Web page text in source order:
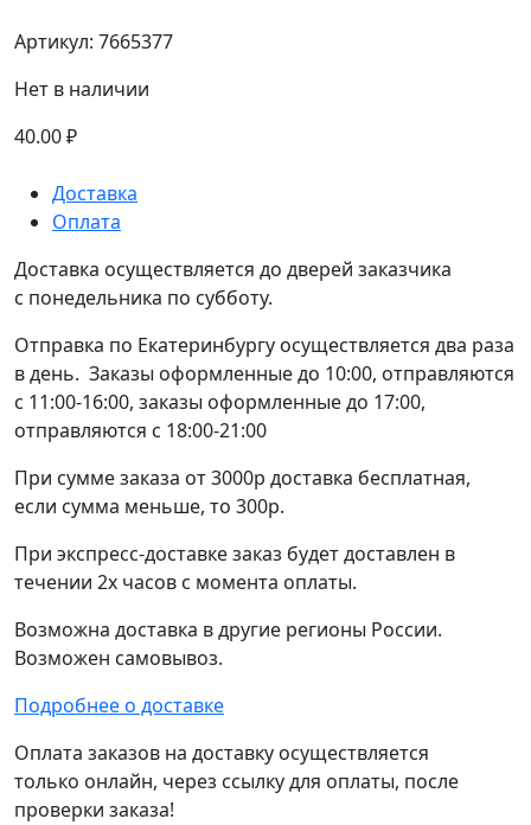
Артикул: 7665377
Нет в наличии
40.00₽
Доставка
Оплата
Доставка осуществляется до дверей заказчика
с понедельника по субботу.
Отправка по Екатеринбургу осуществляется два раза
в день. Заказы оформленные до 10:00, отправляются
с 11:00-16:00, заказы оформленные до 17:00,
отправляются с 18:00-21:00
При сумме заказа от 3000р доставка бесплатная,
если сумма меньше, то 300р.
При экспресс-доставке заказ будет доставлен в
течении 2х часов с момента оплаты.
Возможна доставка в другие регионы России.
Возможен самовывоз.
Подробнее о доставке
Оплата заказов на доставку осуществляется
только онлайн, через ссылку для оплаты, после
проверки заказа!